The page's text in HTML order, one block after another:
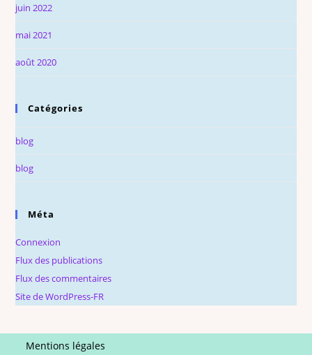
juin 2022
mai 2021
août 2020
Catégories
blog
blog
Méta
Connexion
Flux des publications
Flux des commentaires
Site de WordPress-FR
Mentions légales